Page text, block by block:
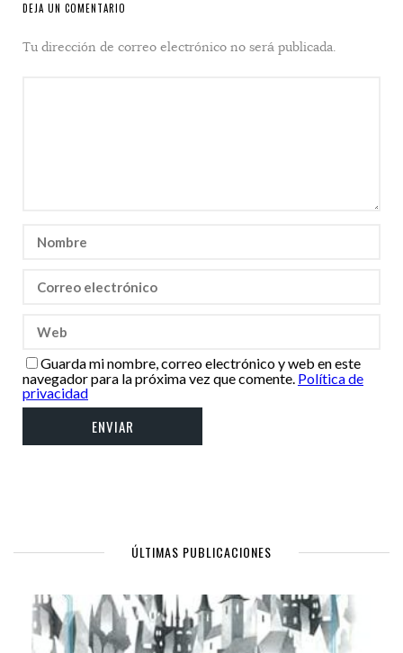
DEJA UN COMENTARIO
Tu dirección de correo electrónico no será publicada.
Guarda mi nombre, correo electrónico y web en este
navegador para la próxima vez que comente. Política de
privacidad
ÚLTIMAS PUBLICACIONES